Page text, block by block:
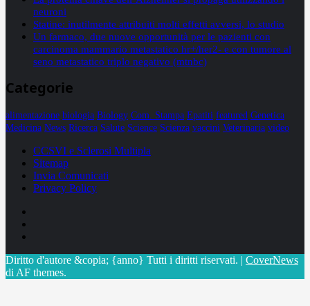
neuroni
Statine: inutilmente attribuiti molti effetti avversi, lo studio
Un farmaco, due nuove opportunità per le pazienti con
carcinoma mammario metastatico hr+/her2- e con tumore al
seno metastatico triplo negativo (mtnbc)
Categorie
alimentazione biologia Biology Com. Stampa Epatiti featured Genetica
Medicina News Ricerca Salute Science Scienza vaccini Veterinaria video
CCSVI e Sclerosi Multipla
Sitemap
Invia Comunicati
Privacy Policy
Diritto d'autore &copia; {anno} Tutti i diritti riservati. | CoverNews
di AF themes.